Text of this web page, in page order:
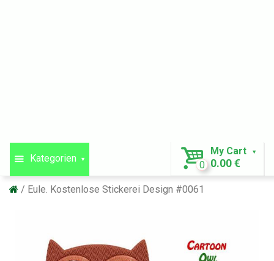
Kategorien
My Cart
0 0.00 €
Eule. Kostenlose Stickerei Design #0061